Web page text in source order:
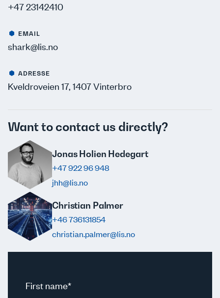
+47 23142410
EMAIL
shark@lis.no
ADRESSE
Kveldroveien 17, 1407 Vinterbro
Want to contact us directly?
Jonas Holien Hedegart
+47 922 96 948
jhh@lis.no
Christian Palmer
+46 736131854
christian.palmer@lis.no
First name*